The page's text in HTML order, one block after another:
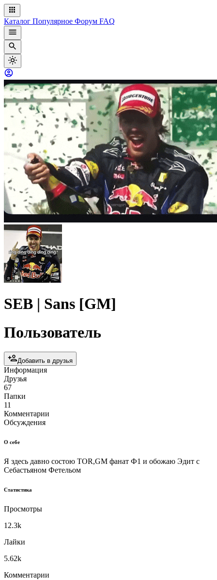
Каталог Популярное Форум FAQ
SEB | Sans [GM]
Пользователь
Добавить в друзья
Информация
Друзья
67
Папки
11
Комментарии
Обсуждения
О себе
Я здесь давно состою TOR,GM фанат Ф1 и обожаю Эдит с
Себастьяном Фетельом
Статистика
Просмотры
12.3k
Лайки
5.62k
Комментарии